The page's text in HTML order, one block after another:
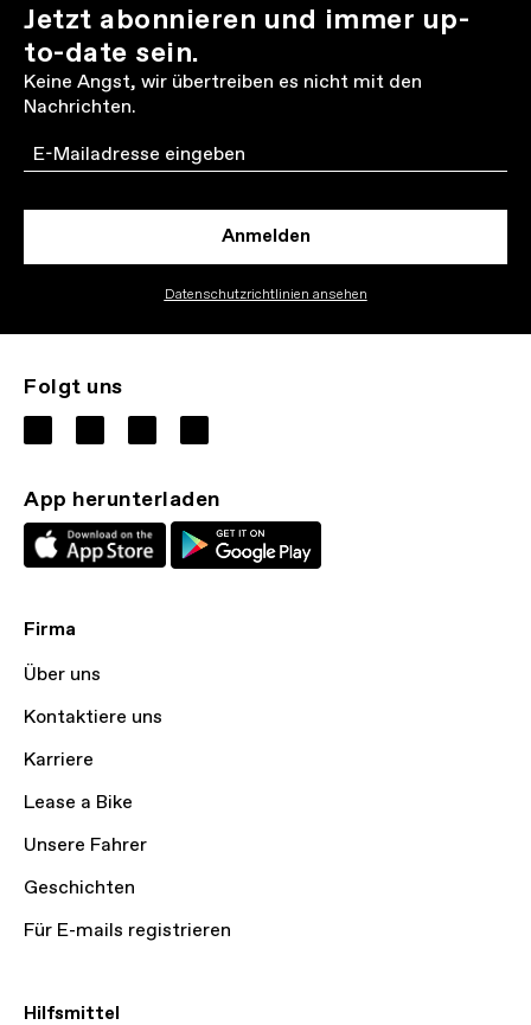
Jetzt abonnieren und immer up-
to-date sein.
Keine Angst, wir übertreiben es nicht mit den
Nachrichten.
Email
Anmelden
Datenschutzrichtlinien ansehen
Folgt uns
App herunterladen
Firma
Über uns
Kontaktiere uns
Karriere
Lease a Bike
Unsere Fahrer
Geschichten
Für E-mails registrieren
Hilfsmittel